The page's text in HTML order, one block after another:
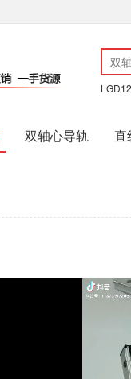
LGD12
双轴心导轨 直